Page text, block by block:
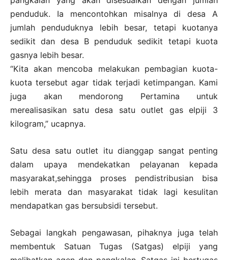
penduduk. Ia mencontohkan misalnya di desa A
jumlah penduduknya lebih besar, tetapi kuotanya
sedikit dan desa B penduduk sedikit tetapi kuota
gasnya lebih besar.
“Kita akan mencoba melakukan pembagian kuota-
kuota tersebut agar tidak terjadi ketimpangan. Kami
juga akan mendorong Pertamina untuk
merealisasikan satu desa satu outlet gas elpiji 3
kilogram,” ucapnya.
Satu desa satu outlet itu dianggap sangat penting
dalam upaya mendekatkan pelayanan kepada
masyarakat,sehingga proses pendistribusian bisa
lebih merata dan masyarakat tidak lagi kesulitan
mendapatkan gas bersubsidi tersebut.
Sebagai langkah pengawasan, pihaknya juga telah
membentuk Satuan Tugas (Satgas) elpiji yang